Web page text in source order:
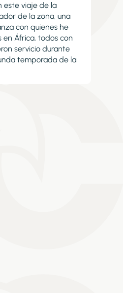
este viaje de la
de la zona, una
con quienes he
en África, todos con
servicio durante
temporada de la